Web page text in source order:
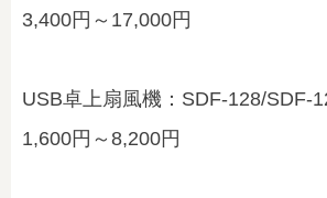
3,400円～17,000円
USB卓上扇風機：SDF-128/SDF-
1,600円～8,200円